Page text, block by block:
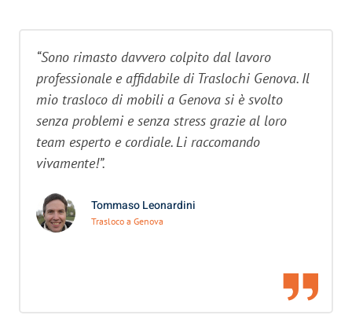
“Sono rimasto davvero colpito dal lavoro
professionale e affidabile di Traslochi Genova. Il
mio trasloco di mobili a Genova si è svolto
senza problemi e senza stress grazie al loro
team esperto e cordiale. Li raccomando
vivamente!”.
Tommaso Leonardini
Trasloco a Genova